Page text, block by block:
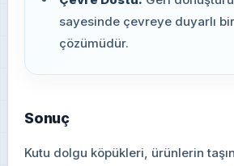
sayesinde çevreye duyarlı
çözümüdür.
Sonuç
Kutu dolgu köpükleri, ürünlerin